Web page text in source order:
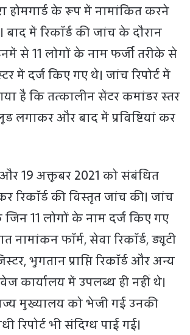
होमगार्ड के रूप में नामांकित करने
बाद में रिकॉर्ड की जांच के दौरान
से 11 लोगों के नाम फर्जी तरीके से
में दर्ज किए गए थे। जांच रिपोर्ट में
है कि तत्कालीन सेंटर कमांडर स्तर
लगाकर और बाद में प्रविष्टियां कर
19 अक्तूबर 2021 को संबंधित
रिकॉर्ड की विस्तृत जांच की। जांच
जिन 11 लोगों के नाम दर्ज किए गए
नामांकन फॉर्म, सेवा रिकॉर्ड, ड्यूटी
भुगतान प्राप्ति रिकॉर्ड और अन्य
कार्यालय में उपलब्ध ही नहीं थे।
मुख्यालय को भेजी गई उनकी
रिपोर्ट भी संदिग्ध पाई गई।